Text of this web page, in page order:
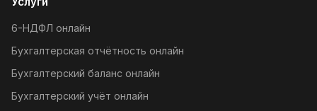
6-НДФЛ онлайн
Бухгалтерская отчётность онлайн
Бухгалтерский баланс онлайн
Бухгалтерский учёт онлайн